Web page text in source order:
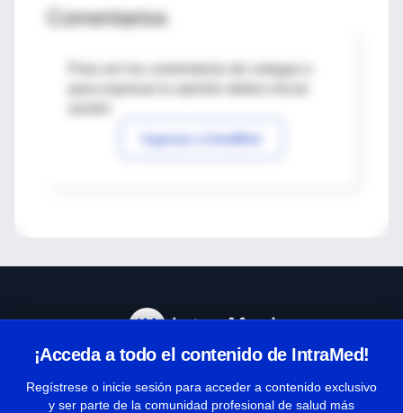
Comentarios
Para ver los comentarios de colegas o
Ingresar a IntraMed
¡Acceda a todo el contenido de IntraMed!
Regístrese o inicie sesión para acceder a contenido exclusivo
y ser parte de la comunidad profesional de salud más